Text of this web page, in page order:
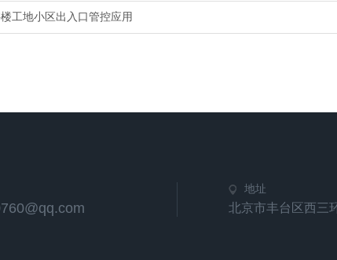
工地小区出入口管控应用
地址
北京市丰台区西三